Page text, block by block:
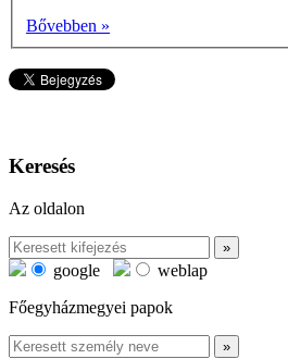
Bővebben »
Keresés
Az oldalon
google
weblap
Főegyházmegyei papok